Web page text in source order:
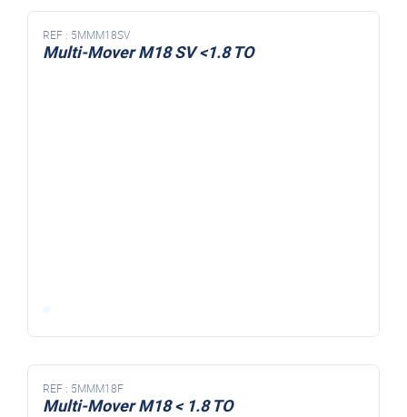
REF : 5MMM18SV
Multi-Mover M18 SV <1.8 TO
REF : 5MMM18F
Multi-Mover M18 < 1.8 TO